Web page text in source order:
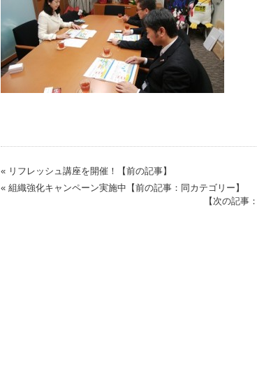
« リフレッシュ講座を開催！【前の記事】
« 組織強化キャンペーン実施中【前の記事：同カテゴリー】
【次の記事